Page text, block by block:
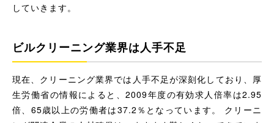
していきます。
ビルクリーニング業界は人手不足
現在、クリーニング業界では人手不足が深刻化しており、厚
生労働省の情報によると、2009年度の有効求人倍率は2.95
倍、65歳以上の労働者は37.2％となっています。 クリーニ